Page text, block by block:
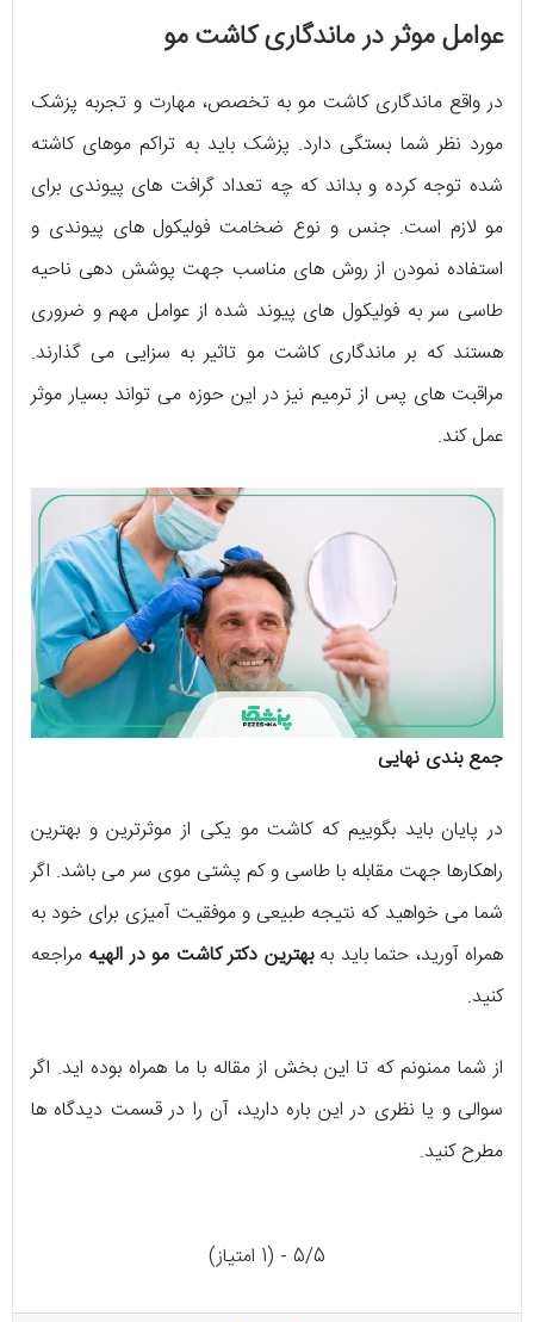
عوامل موثر در ماندگاری کاشت مو
در واقع ماندگاری کاشت مو به تخصص، مهارت و تجربه‌ پزشک
مورد نظر شما بستگی دارد. پزشک باید به تراکم موهای کاشته
شده توجه کرده و بداند که چه تعداد گرافت‌ های پیوندی برای
مو لازم است. جنس و نوع ضخامت فولیکول‌ های پیوندی و
استفاده نمودن از روش‌ های مناسب جهت پوشش دهی ناحیه‌
طاسی سر به فولیکول‌ های پیوند شده از عوامل مهم و ضروری
هستند که بر ماندگاری کاشت مو تاثیر به سزایی می‌ گذارند.
مراقبت‌ های پس از ترمیم نیز در این حوزه می‌ تواند بسیار موثر
عمل کند.
جمع بندی نهایی
در پایان باید بگوییم که کاشت مو یکی از موثرترین و بهترین
راهکارها جهت مقابله با طاسی و کم پشتی موی سر می‌ باشد. اگر
شما می‌ خواهید که نتیجه‌ طبیعی و موفقیت‌ آمیزی برای خود به
همراه آورید، حتما باید بهبهترین دکتر کاشت مو در الهیه مراجعه
کنید.
از شما ممنونم که تا این بخش از مقاله با ما همراه بوده‌ اید. اگر
سوالی و یا نظری در این باره دارید، آن را در قسمت دیدگاه‌ ها
مطرح کنید.
5/5 - (1 امتیاز)